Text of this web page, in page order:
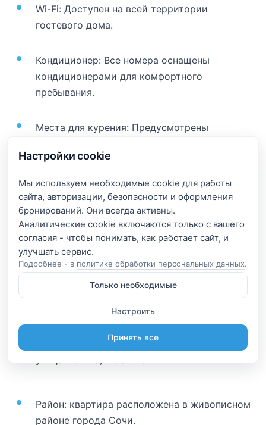
Настройки cookie
Мы используем необходимые cookie для работы
сайта, авторизации, безопасности и оформления
бронирований. Они всегда активны.
Аналитические cookie включаются только с вашего
согласия - чтобы понимать, как работает сайт, и
Подробнее - в политике обработки персональных данных.
Только необходимые
Настроить
Принять все
Wi-Fi: Доступен на всей территории
гостевого дома.
Кондиционер: Все номера оснащены
кондиционерами для комфортного
пребывания.
Места для курения: Предусмотрены
Сад: На территории гостевого дома имеется
сад для отдыха гостей.
1-комнатная квартира с видом на
море, Сочи, улица Ленина, 298Б к5
Расположение и общие характеристики
Улица: Квартира на карте расположена по
адресу Россия, Краснодарский край, Сочи,
Район: квартира расположена в живописном
районе города Сочи.